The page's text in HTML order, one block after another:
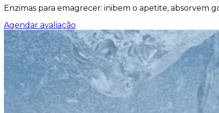
Enzimas para emagrecer: inibem o apetite, absorvem
Agendar avaliação